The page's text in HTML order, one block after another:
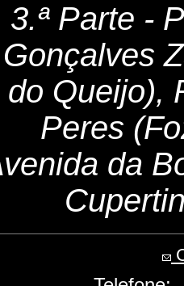
3.ª Parte -
Gonçalves
do Queijo),
Peres
da